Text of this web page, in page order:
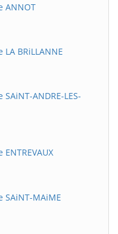
ANNOT
BRiLLANNE
ANDRE-LES-
MAiME